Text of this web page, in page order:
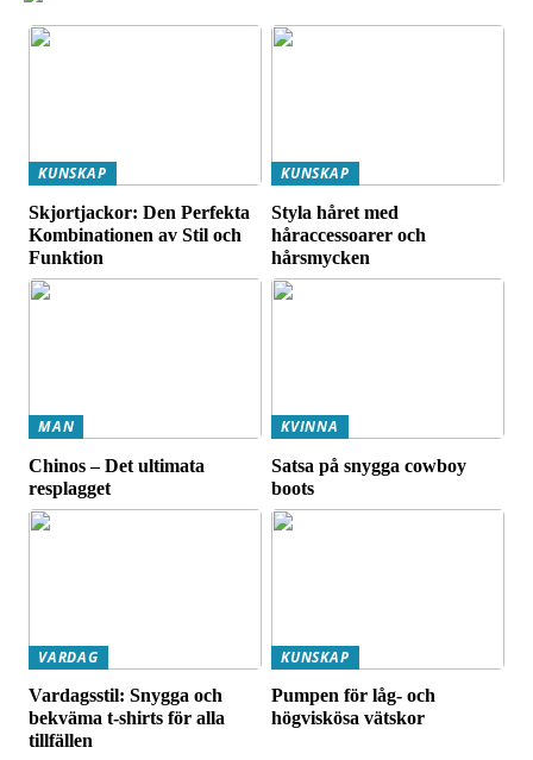
KUNSKAP
Skjortjackor: Den Perfekta
Kombinationen av Stil och
Funktion
KUNSKAP
Styla håret med
håraccessoarer och
hårsmycken
MAN
Chinos – Det ultimata
resplagget
KVINNA
Satsa på snygga cowboy
boots
VARDAG
Vardagsstil: Snygga och
bekväma t-shirts för alla
tillfällen
KUNSKAP
Pumpen för låg- och
högviskösa vätskor